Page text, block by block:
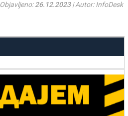
Objavljeno:26.12.2023| Autor: InfoDesk